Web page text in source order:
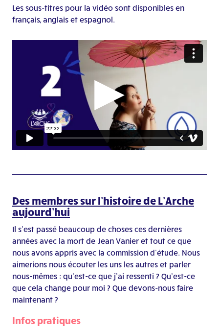
Les sous-titres pour la vidéo sont disponibles en
français, anglais et espagnol.
Des membres sur l’histoire de L’Arche
aujourd’hui
Il s’est passé beaucoup de choses ces dernières
années avec la mort de Jean Vanier et tout ce que
nous avons appris avec la commission d’étude. Nous
aimerions nous écouter les uns les autres et parler
nous-mêmes : qu’est-ce que j’ai ressenti ? Qu’est-ce
que cela change pour moi ? Que devons-nous faire
maintenant ?
Infos pratiques